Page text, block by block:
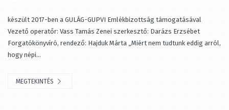
készült 2017-ben a GULÁG-GUPVI Emlékbizottság támogatásával
Vezető operatőr: Vass Tamás Zenei szerkesztő: Darázs Erzsébet
Forgatókönyvíró, rendező: Hajduk Márta „Miért nem tudtunk eddig arról,
hogy népi...
MEGTEKINTÉS